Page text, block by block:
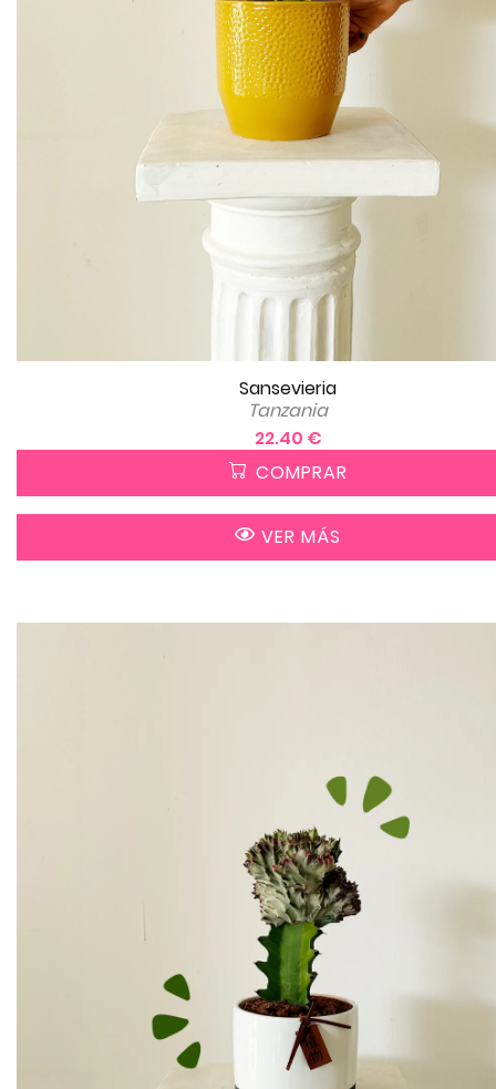
Sansevieria
Tanzania
22.40 €
COMPRAR
VER MÁS